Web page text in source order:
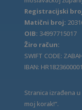
Registracijski
Matični broj:
OIB: 34997715017
Žiro račun:
SWIFT CODE:
IBAN:
Stranica izrađena
moj korak!“.